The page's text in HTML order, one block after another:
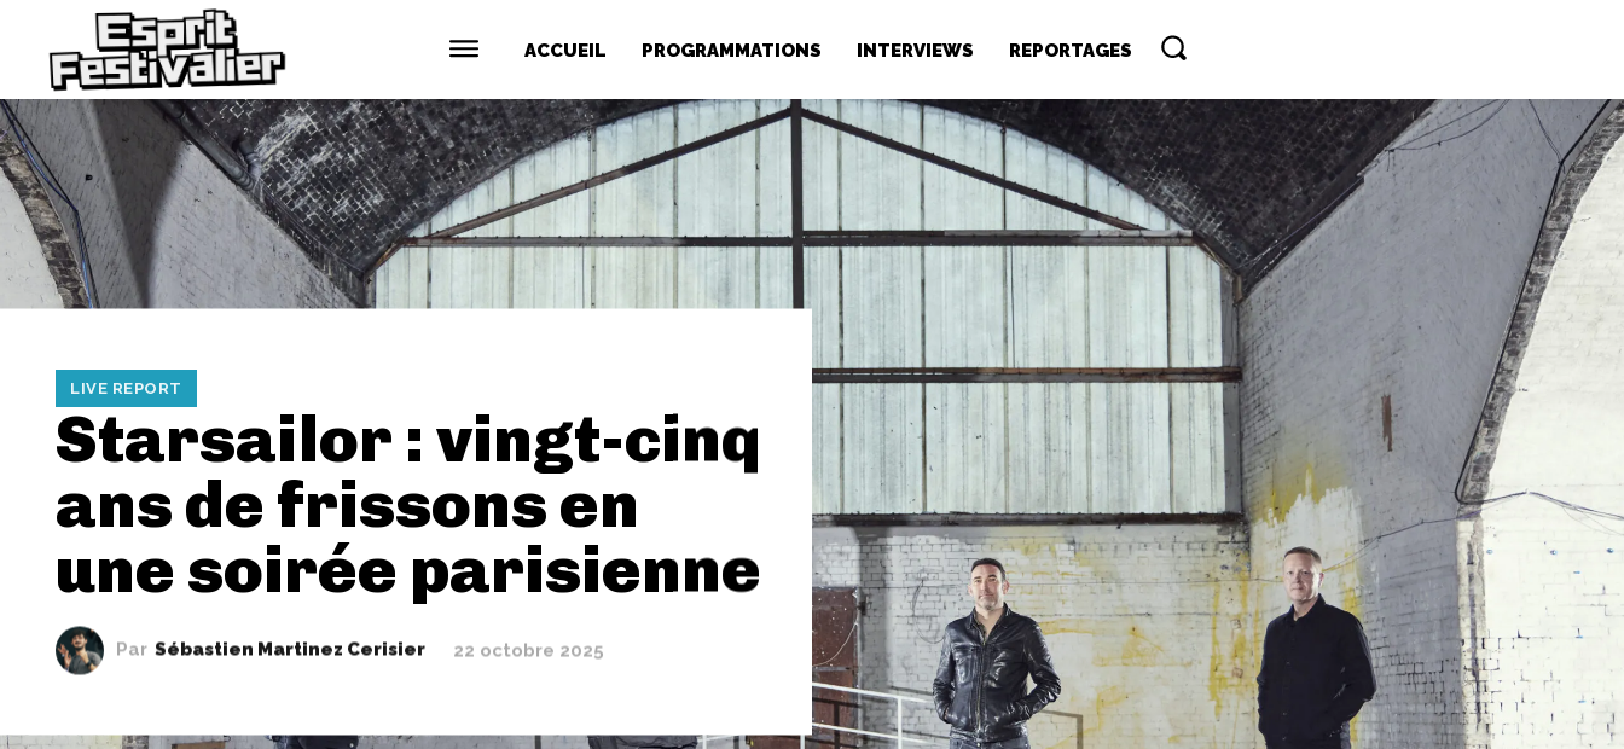
ACCUEIL PROGRAMMATIONS INTERVIEWS REPORTAGES
LIVE REPORT
Starsailor : vingt-cinq
ans de frissons en
une soirée parisienne
Par Sébastien Martinez Cerisier 22 octobre 2025